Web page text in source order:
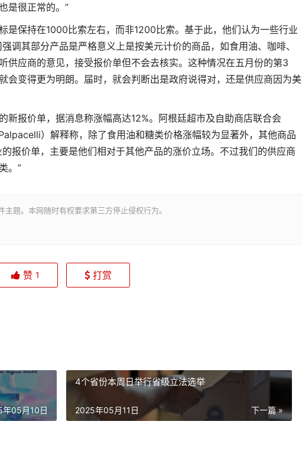
是很正常的。”
是保持在1000比索左右，而非1200比索。基于此，他们认为一些行业
调其部分产品是严格意义上是按美元计价的商品，如食用油、咖啡、
供应商的意见，接受报价单但不会去核实。这种情况在五月份的第3
会变得更为明朗。届时，就会判断出是政府说得对，还是供应商因为美
新报价单，据消息称涨幅高达12%。阿根廷超市及自助商店联合会
）解释称，除了食用油和糖类价格涨幅较为显著外，其他商品
报价单，主要是他们相对于其他产品的涨价立场。不过我们的供应商
。”
题。本网随时有权要求第三方停止侵权行为。
赞 1 打赏
年05月10日
4个省份本周日举行省级立法选举
下一篇 »
2025年05月11日